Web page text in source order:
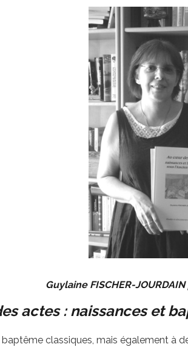
Guylaine FISCHER-
actes : naissances et
classiques, mais également à